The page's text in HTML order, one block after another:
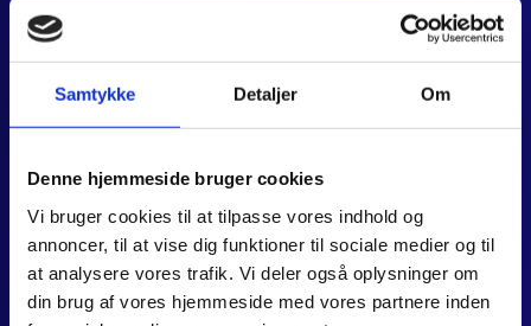
Samtykke Detaljer Om
Denne hjemmeside bruger cookies
Vi bruger cookies til at tilpasse vores indhold og
annoncer, til at vise dig funktioner til sociale medier og til
at analysere vores trafik. Vi deler også oplysninger om
din brug af vores hjemmeside med vores partnere inden
JJ MOTORCYKLER
Dalagervej 6C
8960 Randers SØ
CVR 44928280
webshop@jjmotorcykler.dk
salg@jjmotorcykler.dk
Anmeld os på Trustpilot
ÅBNINGSTIDER